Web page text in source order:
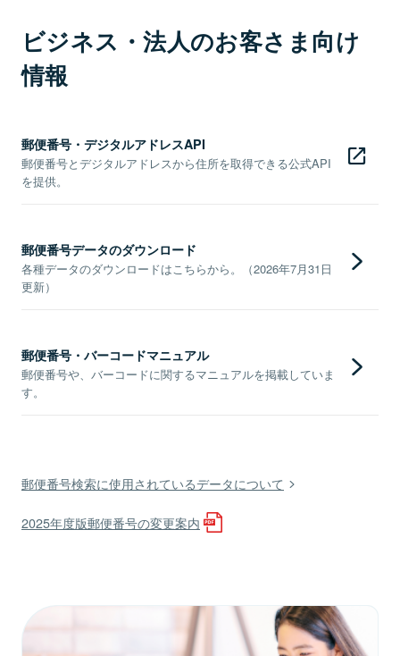
ビジネス・法人のお客さま向け
情報
郵便番号・デジタルアドレスAPI
郵便番号とデジタルアドレスから住所を取得できる公式API
を提供。
郵便番号データのダウンロード
各種データのダウンロードはこちらから。（2026年7月31日
更新）
郵便番号・バーコードマニュアル
郵便番号や、バーコードに関するマニュアルを掲載していま
す。
郵便番号検索に使用されているデータについて
2025年度版郵便番号の変更案内